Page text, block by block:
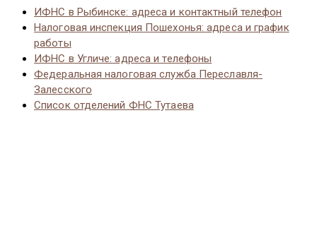
ИФНС в Рыбинске: адреса и контактный телефон
Налоговая инспекция Пошехонья: адреса и график
работы
ИФНС в Угличе: адреса и телефоны
Федеральная налоговая служба Переславля-
Залесского
Список отделений ФНС Тутаева